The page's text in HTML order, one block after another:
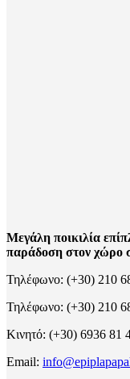
Μεγάλη ποικιλία
παράδοση στον χώρο
Τηλέφωνο: (+30) 210
Τηλέφωνο: (+30) 210
Κινητό: (+30) 6936 81
Email: